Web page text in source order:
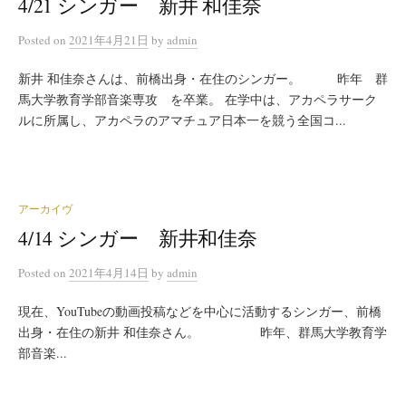
Posted on 2021年4月21日 by admin
新井 和佳奈さんは、前橋出身・在住のシンガー。 昨年 群
馬大学教育学部音楽専攻 を卒業。 在学中は、アカペラサーク
ルに所属し、アカペラのアマチュア日本一を競う全国コ...
アーカイヴ
4/14 シンガー 新井和佳奈
Posted on 2021年4月14日 by admin
現在、YouTubeの動画投稿などを中心に活動するシンガー、前橋
出身・在住の新井 和佳奈さん。 昨年、群馬大学教育学
部音楽...